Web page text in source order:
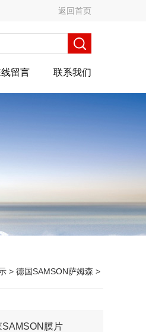
返回首页
留言 联系我们
> 德国SAMSON萨姆森 >
膜片